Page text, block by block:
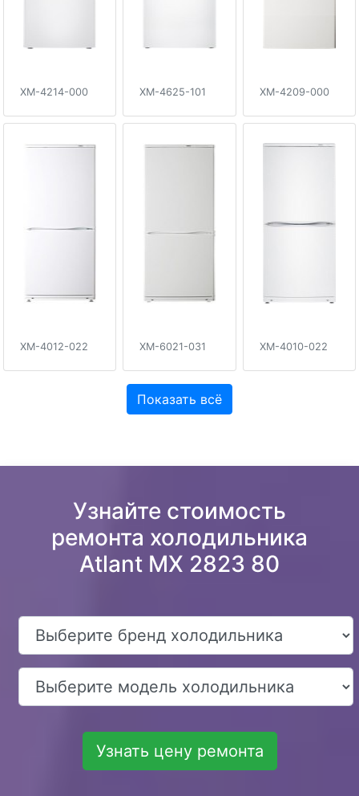
XM-4214-000 XM-4625-101 XM-4209-000
XM-4012-022 XM-6021-031 XM-4010-022
Показать всё
Узнайте стоимость
ремонта холодильника
Atlant MX 2823 80
Узнать цену ремонта